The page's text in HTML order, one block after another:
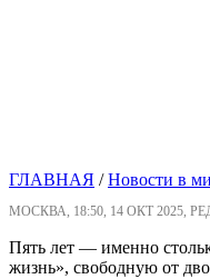
ГЛАВНАЯ /Новости в
МОСКВА, 18:50, 14 ОКТ 2025,
Пять лет — именно
жизнь», свободную от